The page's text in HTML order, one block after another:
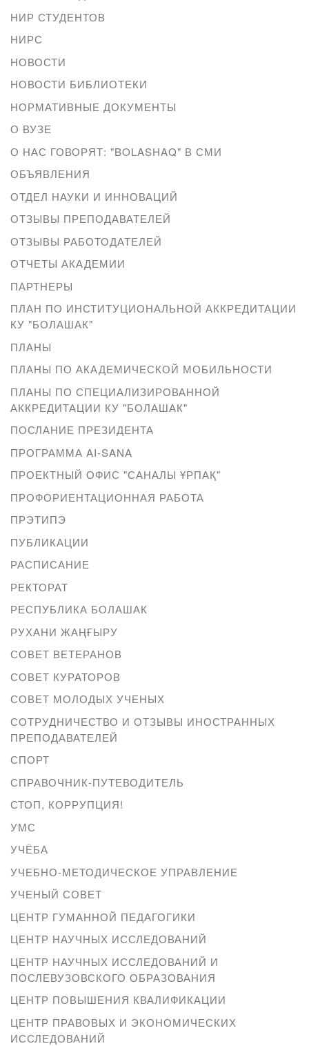
НИР СТУДЕНТОВ
НИРС
НОВОСТИ
НОВОСТИ БИБЛИОТЕКИ
НОРМАТИВНЫЕ ДОКУМЕНТЫ
О ВУЗЕ
О НАС ГОВОРЯТ: "BOLASHAQ" В СМИ
ОБЪЯВЛЕНИЯ
ОТДЕЛ НАУКИ И ИННОВАЦИЙ
ОТЗЫВЫ ПРЕПОДАВАТЕЛЕЙ
ОТЗЫВЫ РАБОТОДАТЕЛЕЙ
ОТЧЕТЫ АКАДЕМИИ
ПАРТНЕРЫ
ПЛАН ПО ИНСТИТУЦИОНАЛЬНОЙ АККРЕДИТАЦИИ
КУ "БОЛАШАК"
ПЛАНЫ
ПЛАНЫ ПО АКАДЕМИЧЕСКОЙ МОБИЛЬНОСТИ
ПЛАНЫ ПО СПЕЦИАЛИЗИРОВАННОЙ
АККРЕДИТАЦИИ КУ "БОЛАШАК"
ПОСЛАНИЕ ПРЕЗИДЕНТА
ПРОГРАММА AI-SANA
ПРОЕКТНЫЙ ОФИС "САНАЛЫ ҰРПАҚ"
ПРОФОРИЕНТАЦИОННАЯ РАБОТА
ПРЭТИПЭ
ПУБЛИКАЦИИ
РАСПИСАНИЕ
РЕКТОРАТ
РЕСПУБЛИКА БОЛАШАК
РУХАНИ ЖАҢҒЫРУ
СОВЕТ ВЕТЕРАНОВ
СОВЕТ КУРАТОРОВ
СОВЕТ МОЛОДЫХ УЧЕНЫХ
СОТРУДНИЧЕСТВО И ОТЗЫВЫ ИНОСТРАННЫХ
ПРЕПОДАВАТЕЛЕЙ
СПОРТ
СПРАВОЧНИК-ПУТЕВОДИТЕЛЬ
СТОП, КОРРУПЦИЯ!
УМС
УЧЁБА
УЧЕБНО-МЕТОДИЧЕСКОЕ УПРАВЛЕНИЕ
УЧЕНЫЙ СОВЕТ
ЦЕНТР ГУМАННОЙ ПЕДАГОГИКИ
ЦЕНТР НАУЧНЫХ ИССЛЕДОВАНИЙ
ЦЕНТР НАУЧНЫХ ИССЛЕДОВАНИЙ И
ПОСЛЕВУЗОВСКОГО ОБРАЗОВАНИЯ
ЦЕНТР ПОВЫШЕНИЯ КВАЛИФИКАЦИИ
ЦЕНТР ПРАВОВЫХ И ЭКОНОМИЧЕСКИХ
ИССЛЕДОВАНИЙ